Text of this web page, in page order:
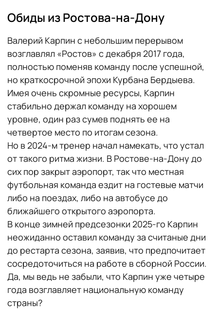
Обиды из Ростова-на-Дону
Валерий Карпин с небольшим перерывом
возглавлял «Ростов» с декабря 2017 года,
полностью поменяв команду после успешной,
но краткосрочной эпохи Курбана Бердыева.
Имея очень скромные ресурсы, Карпин
стабильно держал команду на хорошем
уровне, один раз сумев поднять ее на
четвертое место по итогам сезона.
Но в 2024-м тренер начал намекать, что устал
от такого ритма жизни. В Ростове-на-Дону до
сих пор закрыт аэропорт, так что местная
футбольная команда ездит на гостевые матчи
либо на поездах, либо на автобусе до
ближайшего открытого аэропорта.
В конце зимней предсезонки 2025-го Карпин
неожиданно оставил команду за считаные дни
до рестарта сезона, заявив, что предпочитает
сосредоточиться на работе в сборной России.
Да, мы ведь не забыли, что Карпин уже четыре
года возглавляет национальную команду
страны?